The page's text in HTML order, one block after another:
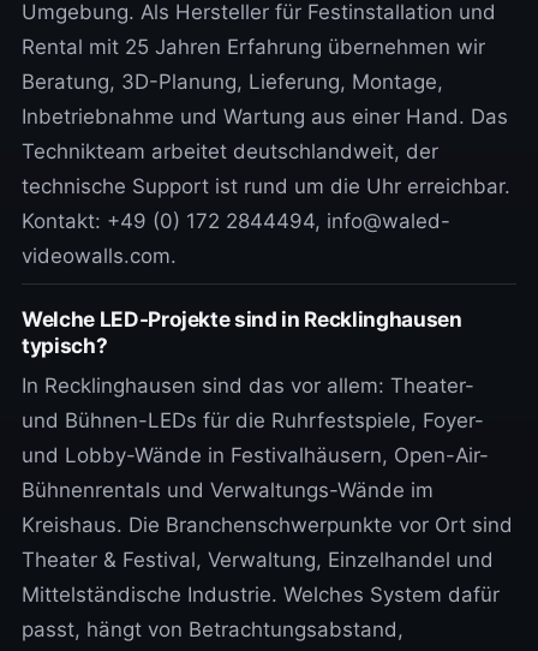
Umgebung. Als Hersteller für Festinstallation und
Rental mit 25 Jahren Erfahrung übernehmen wir
Beratung, 3D-Planung, Lieferung, Montage,
Inbetriebnahme und Wartung aus einer Hand. Das
Technikteam arbeitet deutschlandweit, der
technische Support ist rund um die Uhr erreichbar.
Kontakt: +49 (0) 172 2844494, info@waled-
videowalls.com.
Welche LED-Projekte sind in Recklinghausen
typisch?
In Recklinghausen sind das vor allem: Theater-
und Bühnen-LEDs für die Ruhrfestspiele, Foyer-
und Lobby-Wände in Festivalhäusern, Open-Air-
Bühnenrentals und Verwaltungs-Wände im
Kreishaus. Die Branchenschwerpunkte vor Ort sind
Theater & Festival, Verwaltung, Einzelhandel und
Mittelständische Industrie. Welches System dafür
passt, hängt von Betrachtungsabstand,